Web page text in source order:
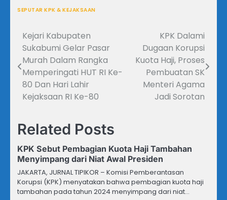
SEPUTAR KPK & KEJAKSAAN
Navigasi
pos
Kejari Kabupaten
Sukabumi Gelar Pasar
Murah Dalam Rangka
Memperingati HUT RI Ke-
80 Dan Hari Lahir
Kejaksaan RI Ke-80
KPK Dalami
Dugaan Korupsi
Kuota Haji, Proses
Pembuatan SK
Menteri Agama
Jadi Sorotan
Related Posts
KPK Sebut Pembagian Kuota Haji Tambahan
Menyimpang dari Niat Awal Presiden
JAKARTA, JURNAL TIPIKOR – Komisi Pemberantasan
Korupsi (KPK) menyatakan bahwa pembagian kuota haji
tambahan pada tahun 2024 menyimpang dari niat…